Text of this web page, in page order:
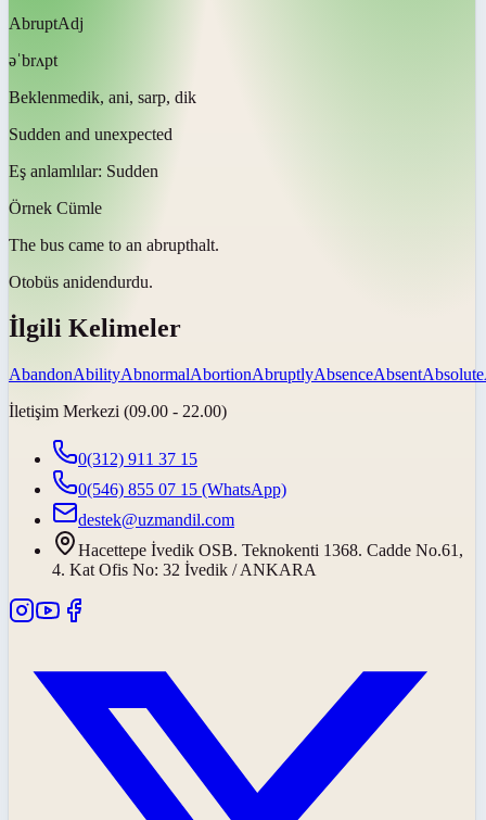
AbruptAdj
əˈbrʌpt
Beklenmedik, ani, sarp, dik
Sudden and unexpected
Eş anlamlılar: Sudden
Örnek Cümle
The bus came to an abrupthalt.
Otobüs anidendurdu.
İlgili Kelimeler
AbandonAbilityAbnormalAbortionAbruptlyAbsenceAbsentAbsolute
İletişim Merkezi (09.00 - 22.00)
0(312) 911 37 15
0(546) 855 07 15 (WhatsApp)
destek@uzmandil.com
Hacettepe İvedik OSB. Teknokenti 1368. Cadde No.61,
4. Kat Ofis No: 32 İvedik / ANKARA